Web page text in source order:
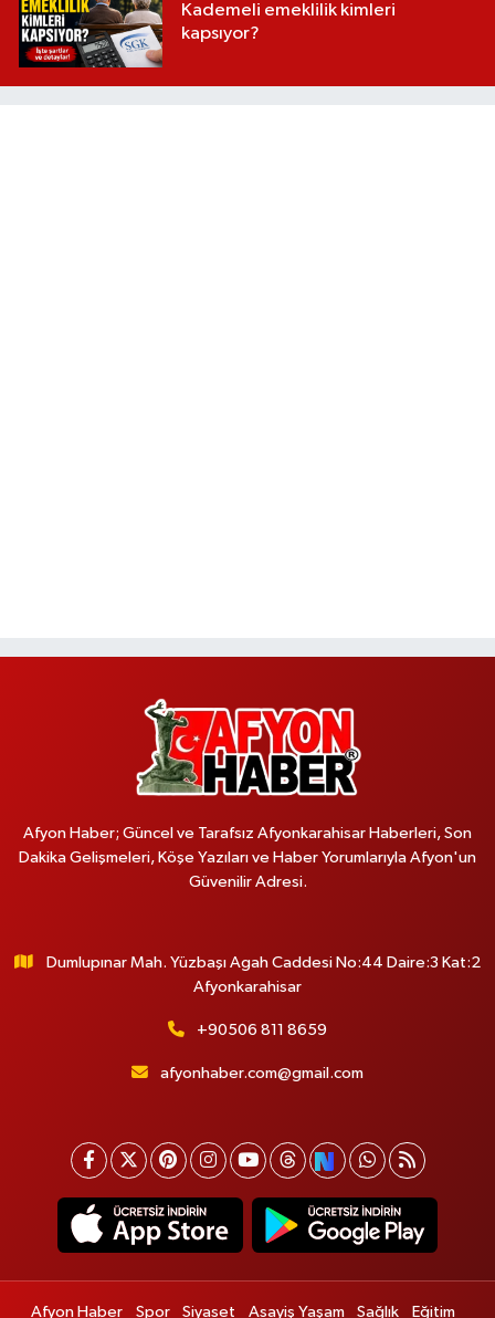
Kademeli emeklilik kimleri
kapsıyor?
Afyon Haber; Güncel ve Tarafsız Afyonkarahisar Haberleri, Son
Dakika Gelişmeleri, Köşe Yazıları ve Haber Yorumlarıyla Afyon'un
Güvenilir Adresi.
Dumlupınar Mah. Yüzbaşı Agah Caddesi No:44 Daire:3 Kat:2
Afyonkarahisar
+90506 811 8659
afyonhaber.com@gmail.com
Afyon Haber Spor Siyaset Asayiş Yaşam Sağlık Eğitim